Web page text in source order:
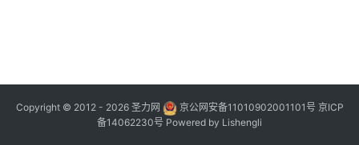
Copyright © 2012 - 2026 圣力网 京公网安备11010902001101号 京ICP
备14062230号 Powered by Lishengli